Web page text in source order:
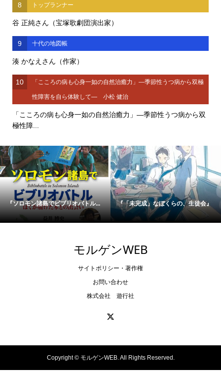
8 トップランナー
谷 正純さん（宝塚歌劇団演出家）
9 十代の地図帳
湊 かなえさん（作家）
10 「こころの病も心身一如の自然治癒力」―季節性うつ病から双極
性障害を自ら体験して― 小松 健治
「こころの病も心身一如の自然治癒力」―季節性うつ病から双
極性障...
『ソロモン諸島でビブリオバトル... 『「未完成」なぼくらの、生徒会』
モルゲンWEB
サイトポリシー・著作権
お問い合わせ
株式会社 遊行社
Copyright ©モルゲンWEB. All Rights Reserved.